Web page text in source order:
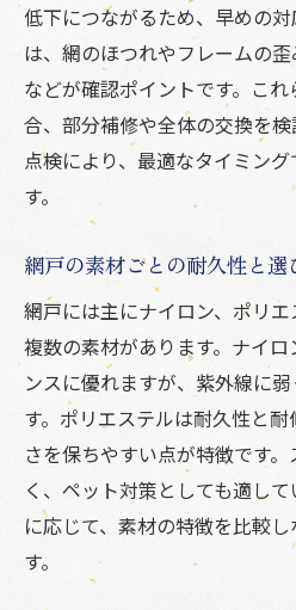
低下につながるため、早めの
は、網のほつれやフレームの
などが確認ポイントです。こ
合、部分補修や全体の交換を
点検により、最適なタイミン
す。
網戸の素材ごとの耐久性と選
網戸には主にナイロン、ポリ
複数の素材があります。ナイ
ンスに優れますが、紫外線に
す。ポリエステルは耐久性と
さを保ちやすい点が特徴です
く、ペット対策としても適し
に応じて、素材の特徴を比較
す。